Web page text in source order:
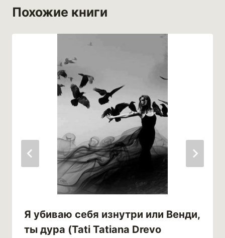
Похожие книги
Я убиваю себя изнутри или Венди,
ты дура (Tati Tatiana Drevo